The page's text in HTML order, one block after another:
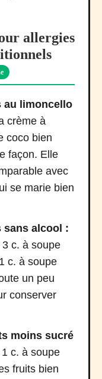
allergies
au limoncello
crème à
coco bien
façon. Elle
avec
se marie bien
sans alcool :
c. à soupe
c. à soupe
un peu
conserver
moins sucré
c. à soupe
fruits bien